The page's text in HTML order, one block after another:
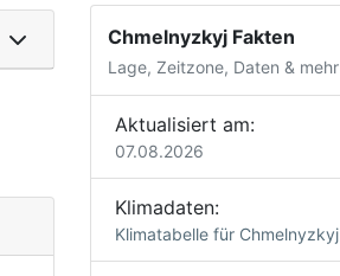
Chmelnyzkyj Fakten
Lage, Zeitzone, Daten & mehr
Aktualisiert am:
07.08.2026
Klimadaten:
Klimatabelle für Chmelnyzkyj